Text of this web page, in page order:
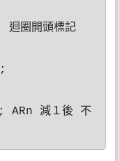
標記
減１後 不